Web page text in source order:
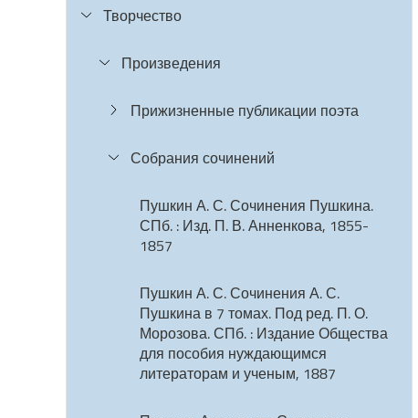
Творчество
Произведения
Прижизненные публикации поэта
Собрания сочинений
Пушкин А. С. Сочинения Пушкина.
СПб. : Изд. П. В. Анненкова, 1855-
1857
Пушкин А. С. Сочинения А. С.
Пушкина в 7 томах. Под ред. П. О.
Морозова. СПб. : Издание Общества
для пособия нуждающимся
литераторам и ученым, 1887